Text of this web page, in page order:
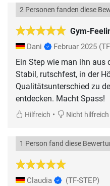
Gym-
2 Personen fanden diese
Dani Februar 2025
Ein Step wie man ihn aus
Stabil, rutschfest, in der
Qualitätsunterschied zu
entdecken. Macht Spass!
Hilfreich • Nicht hilfreich
1 Person fand diese
Claudia (TF-STEP)